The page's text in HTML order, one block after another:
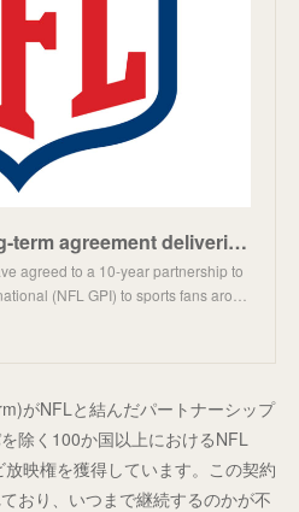
NFL, DAZN enter long-term agreement delivering Game Pass International beginning in 2023 season
agreed to a 10-year partnership to
(NFL GPI) to sports fans aro…
がNFLと結んだパートナーシップ
除く100か国以上におけるNFL
映権を獲得しています。この契約
おり、いつまで継続するのかが不